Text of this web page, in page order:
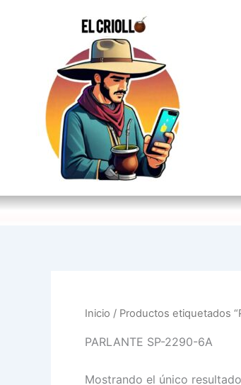
Inicio / Productos etiquetados
PARLANTE SP-2290-6A
Mostrando el único resultado